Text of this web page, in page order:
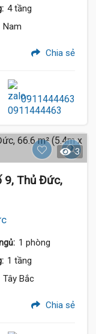
4 tầng
Nam
Chia sẻ
0911444463
3
9, Thủ Đức,
1 phòng
1 tầng
Tây Bắc
Chia sẻ